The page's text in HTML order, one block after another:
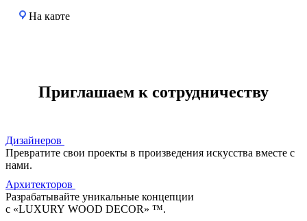
На карте
На карте
+7 925 738-58-56
На карте
ООО Полтрейд, г. Мытищи, ул. Шараповский проезд,
Приглашаем к сотрудничеству
Дизайнеров
Превратите свои проекты в произведения искусства вместе с
нами.
Архитекторов
Разрабатывайте уникальные концепции
с «LUXURY WOOD DECOR» ™.